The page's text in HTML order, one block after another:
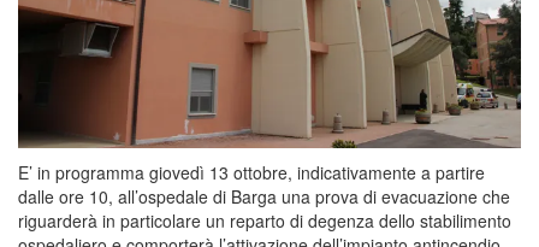
E’ in programma giovedì 13 ottobre, indicativamente a partire
dalle ore 10, all’ospedale di Barga una prova di evacuazione che
riguarderà in particolare un reparto di degenza dello stabilimento